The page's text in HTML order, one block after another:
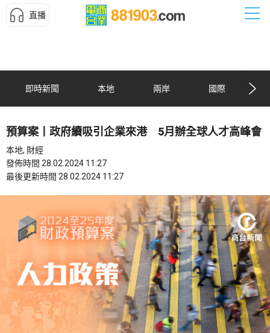
直播
即時新聞 本地 兩岸 國際
預算案丨政府續吸引企業來港 5月辦全球人才高峰會
本地, 財經
發佈時間 28.02.2024 11:27
最後更新時間 28.02.2024 11:27